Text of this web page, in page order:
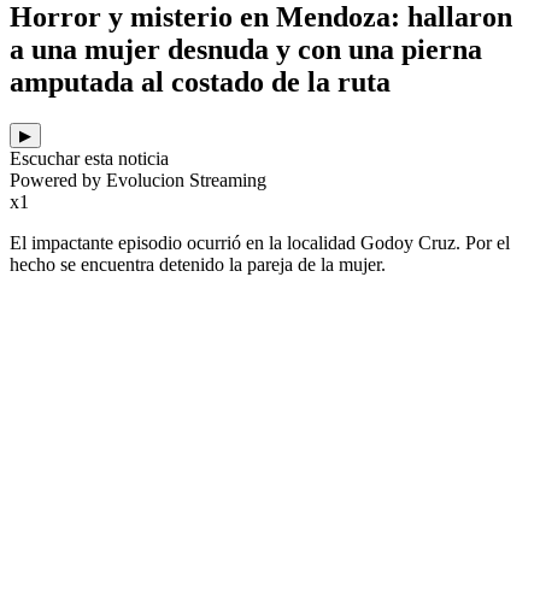
Horror y misterio en Mendoza: hallaron
a una mujer desnuda y con una pierna
amputada al costado de la ruta
▶
Escuchar esta noticia
Powered by Evolucion Streaming
x1
El impactante episodio ocurrió en la localidad Godoy Cruz. Por el
hecho se encuentra detenido la pareja de la mujer.